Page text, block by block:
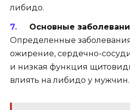
либидо.
Основные
Определенные
ожирение, сердечно-
и низкая функция
влиять на либидо у мужчин.